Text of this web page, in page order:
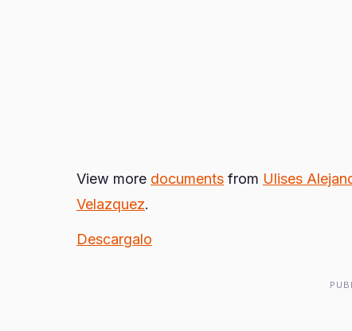
View more documents from Ulises
Velazquez.
Descargalo